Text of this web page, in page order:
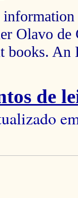
Olavo de
books.
de